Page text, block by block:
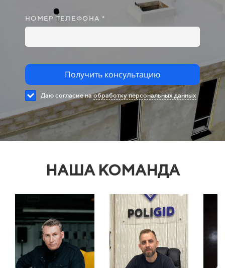
НОМЕР ТЕЛЕФОНА *
Получить консультацию
Даю согласие наобработку персональных данных
НАША КОМАНДА